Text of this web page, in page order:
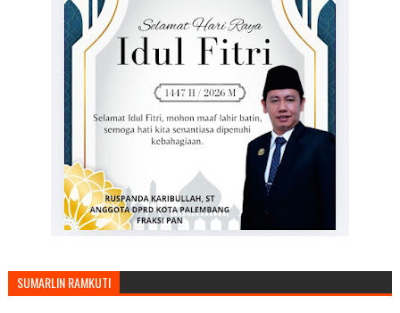
SUMARLIN RAMKUTI